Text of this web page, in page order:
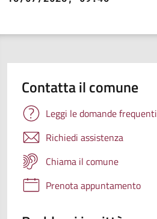
Contatta il comune
Leggi le domande frequenti
Richiedi assistenza
Chiama il comune
Prenota appuntamento